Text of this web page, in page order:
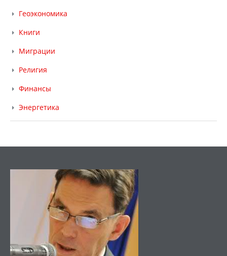
Геоэкономика
Книги
Миграции
Религия
Финансы
Энергетика